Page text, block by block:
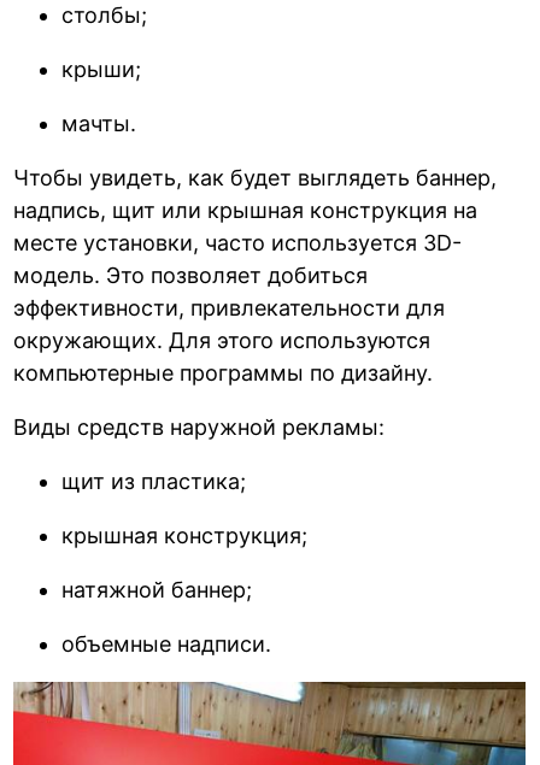
столбы;
крыши;
мачты.
Чтобы увидеть, как будет выглядеть баннер,
надпись, щит или крышная конструкция на
месте установки, часто используется 3D-
модель. Это позволяет добиться
эффективности, привлекательности для
окружающих. Для этого используются
компьютерные программы по дизайну.
Виды средств наружной рекламы:
щит из пластика;
крышная конструкция;
натяжной баннер;
объемные надписи.